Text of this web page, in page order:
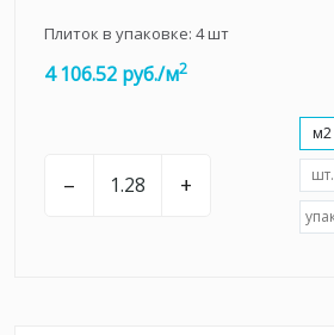
Плиток в упаковке: 4шт
4 106.52 руб./м2
– +
м2
шт.